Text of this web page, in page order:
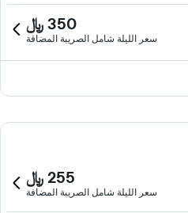
350 ﷼
سعر الليلة شامل الصريبة المضافة
255 ﷼
سعر الليلة شامل الصريبة المضافة